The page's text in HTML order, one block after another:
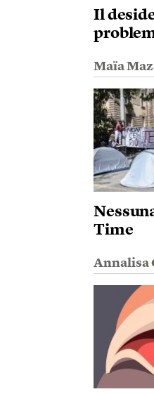
Il
Maïa
Time
Annalisa